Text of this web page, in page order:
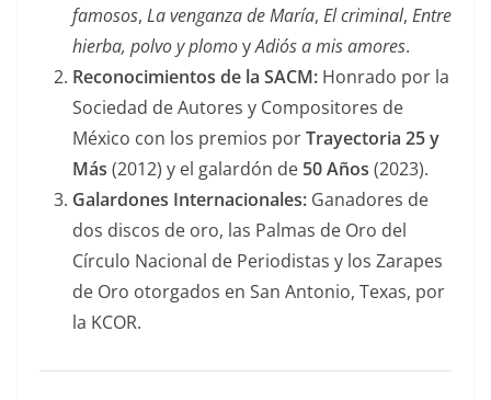
famosos, La venganza de María, El criminal, Entre
hierba, polvo y plomoyAdiós a mis amores.
Reconocimientos de la SACM: Honrado por la
Sociedad de Autores y Compositores de
México con los premios porTrayectoria 25 y
Más (2012) y el galardón de 50 Años (2023).
Galardones Internacionales: Ganadores de
dos discos de oro, las Palmas de Oro del
Círculo Nacional de Periodistas y los Zarapes
de Oro otorgados en San Antonio, Texas, por
la KCOR.